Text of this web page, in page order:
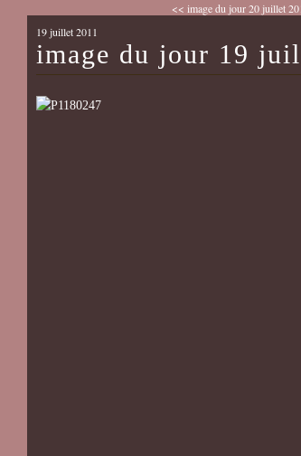
<< image du jour 20 juillet
19 juillet 2011
image du jour 19